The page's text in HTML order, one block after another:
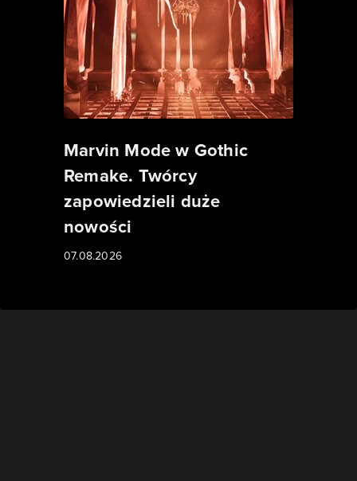
Marvin Mode w Gothic
Remake. Twórcy
zapowiedzieli duże
nowości
07.08.2026